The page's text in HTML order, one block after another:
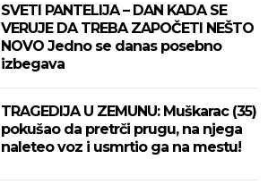
SVETI PANTELIJA – DAN KADA SE
VERUJE DA TREBA ZAPOČETI NEŠTO
NOVO Jedno se danas posebno
izbegava
TRAGEDIJA U ZEMUNU: Muškarac (35)
pokušao da pretrči prugu, na njega
naleteo voz i usmrtio ga na mestu!